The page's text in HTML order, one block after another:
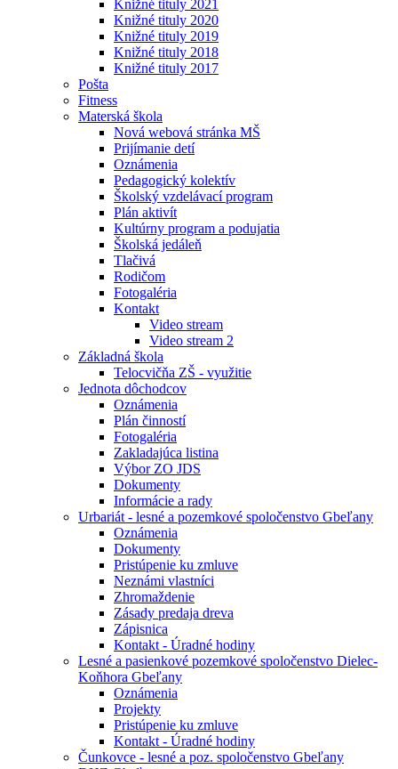
Knižné tituly 2021
Knižné tituly 2020
Knižné tituly 2019
Knižné tituly 2018
Knižné tituly 2017
Pošta
Fitness
Materská škola
Nová webová stránka MŠ
Prijímanie detí
Oznámenia
Pedagogický kolektív
Školský vzdelávací program
Plán aktivít
Kultúrny program a podujatia
Školská jedáleň
Tlačivá
Rodičom
Fotogaléria
Kontakt
Video stream
Video stream 2
Základná škola
Telocvičňa ZŠ - využitie
Jednota dôchodcov
Oznámenia
Plán činností
Fotogaléria
Zakladajúca listina
Výbor ZO JDS
Dokumenty
Informácie a rady
Urbariát - lesné a pozemkové spoločenstvo Gbeľany
Oznámenia
Dokumenty
Pristúpenie ku zmluve
Neznámi vlastníci
Zhromaždenie
Zásady predaja dreva
Zápisnica
Kontakt - Úradné hodiny
Lesné a pasienkové pozemkové spoločenstvo Dielec-
Koňhora Gbeľany
Oznámenia
Projekty
Pristúpenie ku zmluve
Kontakt - Úradné hodiny
Čunkovce - lesné a poz. spoločenstvo Gbeľany